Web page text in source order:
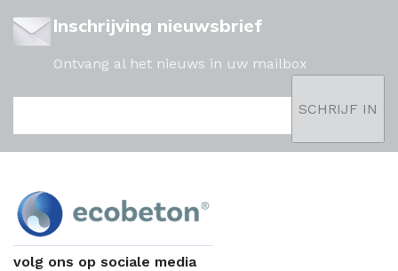
Inschrijving nieuwsbrief
Ontvang al het nieuws in uw mailbox
volg ons op sociale media